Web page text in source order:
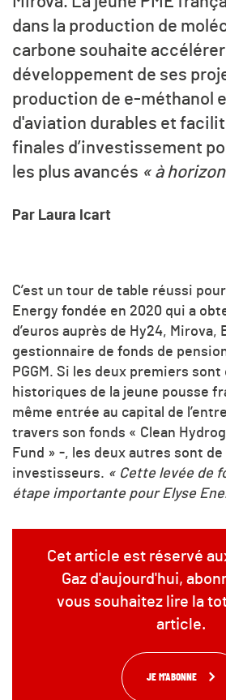
dans la production de
carbone souhaite
développement de ses
production de e-méthanol
d'aviation durables et
finales d’investissement
les plus avancés « à
Par Laura Icart
C’est un tour de table réussi
Energy fondée en 2020 qui a
d’euros auprès de Hy24, Mirova,
gestionnaire de fonds de
PGGM. Si les deux premiers
historiques de la jeune pousse
même entrée au capital de
travers son fonds « Clean
Fund » -, les deux autres sont
investisseurs. « Cette levée de
étape importante pour Elyse
Cet article est réservé
Gaz d'aujourd'hui,
vous souhaitez lire la
article.
JE M'ABONNE